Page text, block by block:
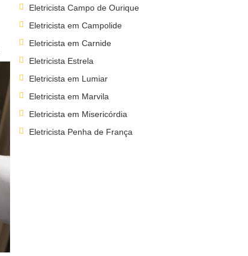
Eletricista Campo de Ourique
Eletricista em Campolide
Eletricista em Carnide
Eletricista Estrela
Eletricista em Lumiar
Eletricista em Marvila
Eletricista em Misericórdia
Eletricista Penha de França